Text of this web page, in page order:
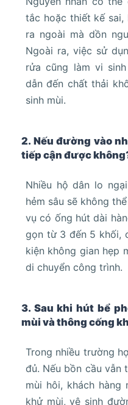
tắc hoặc thiết kế sai,
ra ngoài mà dồn
Ngoài ra, việc sử
rửa cũng làm vi
dẫn đến chất thải
sinh mùi.
2. Nếu đường vào
tiếp cận được
Nhiều hộ dân lo
hẻm sâu sẽ không
vụ có ống hút dài
gọn từ 3 đến 5 khối,
kiện không gian hẹp
di chuyển công trình.
3. Sau khi hút bể
mùi và thông cống
Trong nhiều trường
đủ. Nếu bồn cầu vẫn
mùi hôi, khách
khử mùi, vệ sinh